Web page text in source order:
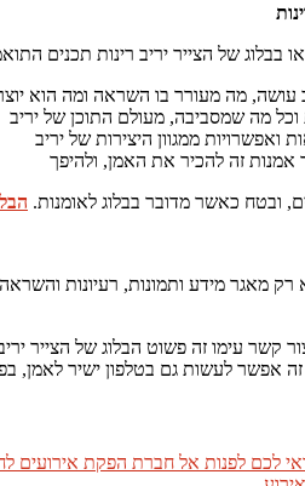
בבלוג של הצייר יריב רינות תכנים
עושה, מה מעורר בו השראה ומה הוא
מה שמסביבה, מעולם התוכן של יריב
ואפשרויות ממגוון היצירות של יריב
אמנות זה להכיר את האמן, ולהיפך
ובטח כאשר מדובר בבלוג לאומנות.
רק מאגר מידע ותמונות, רעיונות
קשר עימו זה פשוט הבלוג של הצייר
לעשות גם בטלפון ישיר לאמן,
לכם לפנות אל חברת הפקת אירועים